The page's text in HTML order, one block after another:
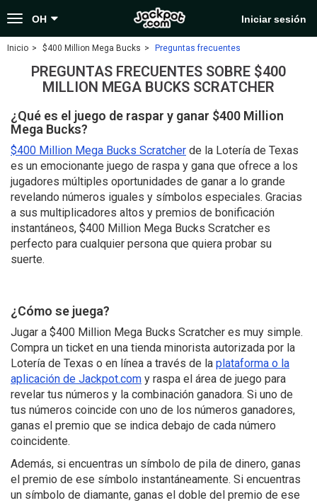
Toggle
navigation
OH Iniciar sesión
Inicio $400 Million Mega Bucks Preguntas frecuentes
PREGUNTAS FRECUENTES SOBRE $400
MILLION MEGA BUCKS SCRATCHER
¿Qué es el juego de raspar y ganar $400 Million
Mega Bucks?
$400 Million Mega Bucks Scratcher de la Lotería de Texas
es un emocionante juego de raspa y gana que ofrece a los
jugadores múltiples oportunidades de ganar a lo grande
revelando números iguales y símbolos especiales. Gracias
a sus multiplicadores altos y premios de bonificación
instantáneos, $400 Million Mega Bucks Scratcher es
perfecto para cualquier persona que quiera probar su
suerte.
¿Cómo se juega?
Jugar a $400 Million Mega Bucks Scratcher es muy simple.
Compra un ticket en una tienda minorista autorizada por la
Lotería de Texas o en línea a través de la plataforma o la
aplicación de Jackpot.com y raspa el área de juego para
revelar tus números y la combinación ganadora. Si uno de
tus números coincide con uno de los números ganadores,
ganas el premio que se indica debajo de cada número
coincidente.
Además, si encuentras un símbolo de pila de dinero, ganas
el premio de ese símbolo instantáneamente. Si encuentras
un símbolo de diamante, ganas el doble del premio de ese